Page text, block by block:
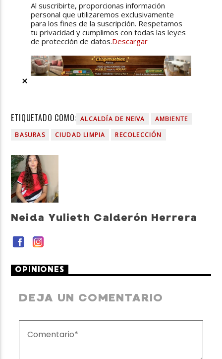
Al suscribirte, proporcionas información
personal que utilizaremos exclusivamente
para los fines de la suscripción. Respetamos
tu privacidad y cumplimos con todas las leyes
de protección de datos.Descargar
ETIQUETADO COMO: ALCALDÍA DE NEIVA
AMBIENTE
BASURAS
CIUDAD LIMPIA RECOLECCIÓN
Neida Yulieth Calderón Herrera
OPINIONES
DEJA UN COMENTARIO